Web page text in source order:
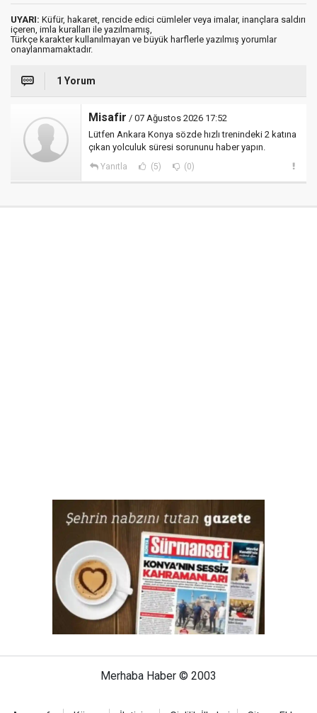
UYARI: Küfür, hakaret, rencide edici cümleler veya imalar, inançlara saldırı
içeren, imla kuralları ile yazılmamış,
Türkçe karakter kullanılmayan ve büyük harflerle yazılmış yorumlar
onaylanmamaktadır.
1 Yorum
Misafir / 07 Ağustos 2026 17:52
Lütfen Ankara Konya sözde hızlı trenindeki 2 katına
çıkan yolculuk süresi sorununu haber yapın.
Yanıtla (5) (0)
Merhaba Haber © 2003